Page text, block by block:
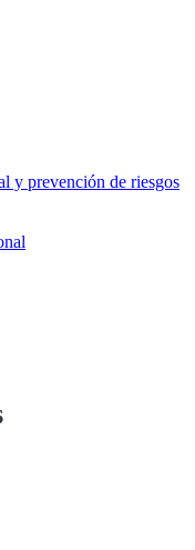
y prevención de riesgos